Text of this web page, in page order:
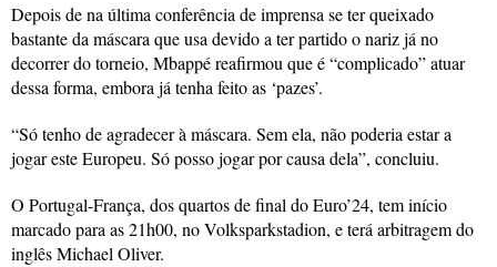
Depois de na última conferência de imprensa se ter queixado
bastante da máscara que usa devido a ter partido o nariz já no
decorrer do torneio, Mbappé reafirmou que é “complicado” atuar
dessa forma, embora já tenha feito as ‘pazes’.
“Só tenho de agradecer à máscara. Sem ela, não poderia estar a
jogar este Europeu. Só posso jogar por causa dela”, concluiu.
O Portugal-França, dos quartos de final do Euro’24, tem início
marcado para as 21h00, no Volksparkstadion, e terá arbitragem do
inglês Michael Oliver.